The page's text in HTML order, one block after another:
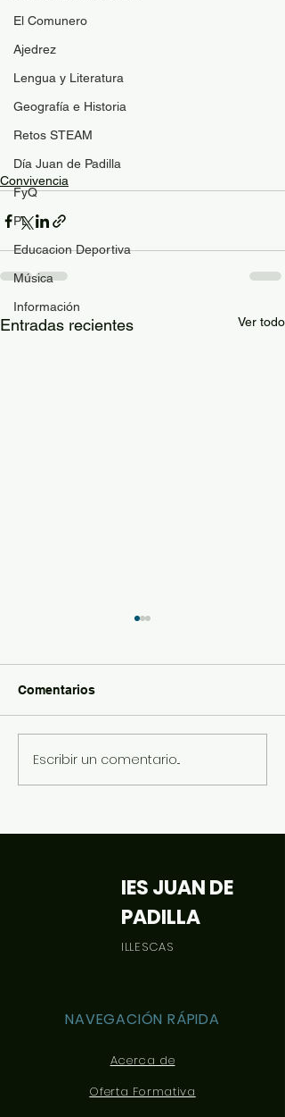
El Comunero
Ajedrez
Lengua y Literatura
Geografía e Historia
Retos STEAM
Día Juan de Padilla
FyQ
PL
Educacion Deportiva
Música
Información
Convivencia
Entradas recientes Ver todo
Halloween 2022
Comentarios
Escribir un comentario...
IES JUAN DE
PADILLA
ILLESCAS
NAVEGACIÓN RÁPIDA
Acerca de
Oferta Formativa